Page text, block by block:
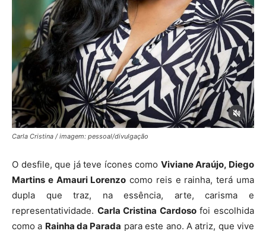
Carla Cristina / imagem: pessoal/divulgação
O desfile, que já teve ícones como Viviane Araújo, Diego
Martins e Amauri Lorenzo como reis e rainha, terá uma
dupla que traz, na essência, arte, carisma e
representatividade. Carla Cristina Cardosofoi escolhida
como a Rainha da Parada para este ano. A atriz, que vive